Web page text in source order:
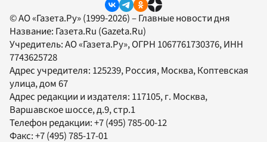
© АО «Газета.Ру» (1999-2026) – Главные новости дня
Название: Газета.Ru (Gazeta.Ru)
Учредитель:АО «Газета.Ру», ОГРН 1067761730376, ИНН
7743625728
Адрес учредителя: 125239, Россия, Москва, Коптевская
улица, дом 67
Адрес редакции и издателя: 117105, г. Москва,
Варшавское шоссе, д.9, стр.1
Телефон редакции:+7 (495) 785-00-12
Факс:+7 (495) 785-17-01